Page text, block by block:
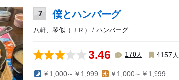
7 僕とハンバーグ
八軒、琴似（ＪＲ） / ハンバーグ
3.46 170人 4157 人
￥1,000～￥1,999 ￥1,000～￥1,999